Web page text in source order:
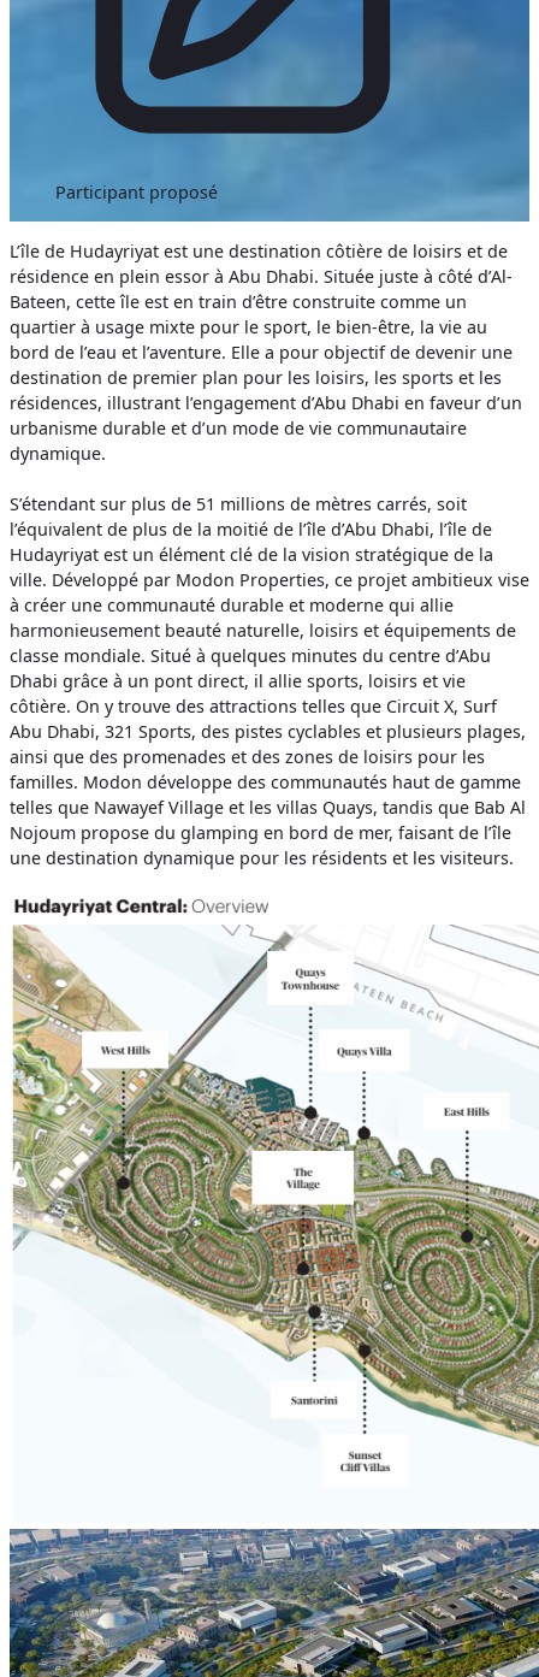
Participant proposé
L’île de Hudayriyat est une destination côtière de loisirs et de
résidence en plein essor à Abu Dhabi. Située juste à côté d’Al-
Bateen, cette île est en train d’être construite comme un
quartier à usage mixte pour le sport, le bien-être, la vie au
bord de l’eau et l’aventure. Elle a pour objectif de devenir une
destination de premier plan pour les loisirs, les sports et les
résidences, illustrant l’engagement d’Abu Dhabi en faveur d’un
urbanisme durable et d’un mode de vie communautaire
dynamique.
S’étendant sur plus de 51 millions de mètres carrés, soit
l’équivalent de plus de la moitié de l’île d’Abu Dhabi, l’île de
Hudayriyat est un élément clé de la vision stratégique de la
ville. Développé par Modon Properties, ce projet ambitieux vise
à créer une communauté durable et moderne qui allie
harmonieusement beauté naturelle, loisirs et équipements de
classe mondiale. Situé à quelques minutes du centre d’Abu
Dhabi grâce à un pont direct, il allie sports, loisirs et vie
côtière. On y trouve des attractions telles que Circuit X, Surf
Abu Dhabi, 321 Sports, des pistes cyclables et plusieurs plages,
ainsi que des promenades et des zones de loisirs pour les
familles. Modon développe des communautés haut de gamme
telles que Nawayef Village et les villas Quays, tandis que Bab Al
Nojoum propose du glamping en bord de mer, faisant de l’île
une destination dynamique pour les résidents et les visiteurs.